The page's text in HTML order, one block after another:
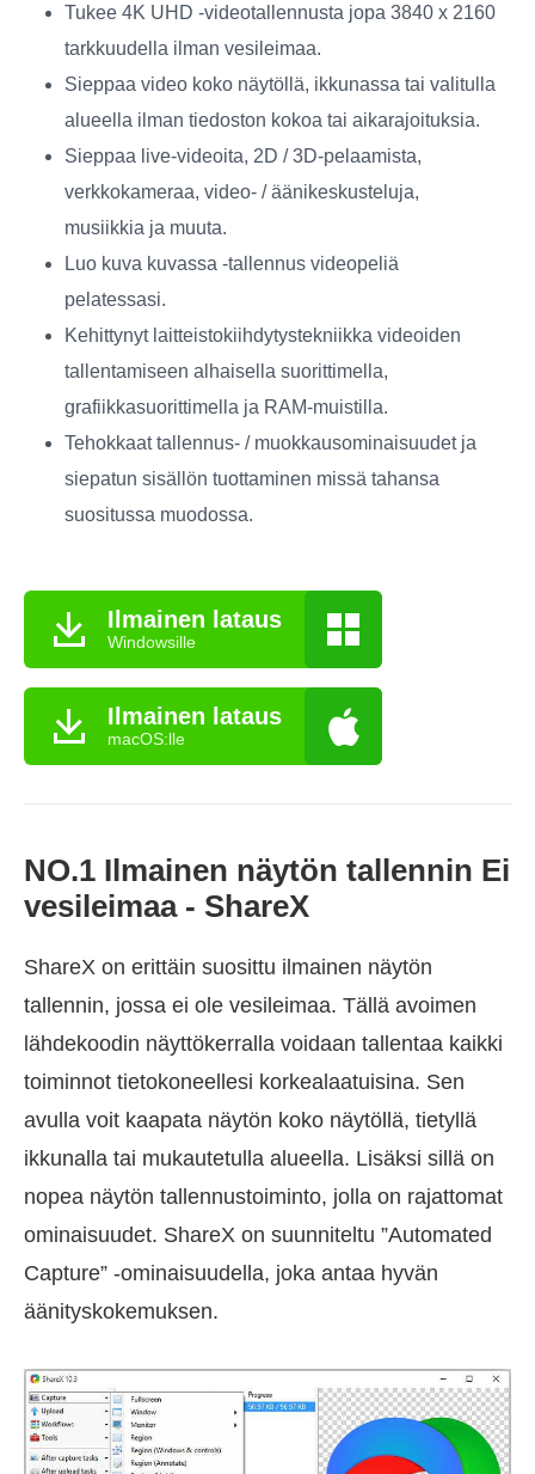
Tukee 4K UHD -videotallennusta jopa 3840 x 2160
tarkkuudella ilman vesileimaa.
Sieppaa video koko näytöllä, ikkunassa tai valitulla
alueella ilman tiedoston kokoa tai aikarajoituksia.
Sieppaa live-videoita, 2D / 3D-pelaamista,
verkkokameraa, video- / äänikeskusteluja,
musiikkia ja muuta.
Luo kuva kuvassa -tallennus videopeliä
pelatessasi.
Kehittynyt laitteistokiihdytystekniikka videoiden
tallentamiseen alhaisella suorittimella,
grafiikkasuorittimella ja RAM-muistilla.
Tehokkaat tallennus- / muokkausominaisuudet ja
siepatun sisällön tuottaminen missä tahansa
suositussa muodossa.
Ilmainen lataus
Windowsille
Ilmainen lataus
macOS:lle
NO.1 Ilmainen näytön tallennin Ei
vesileimaa - ShareX
ShareX on erittäin suosittu ilmainen näytön
tallennin, jossa ei ole vesileimaa. Tällä avoimen
lähdekoodin näyttökerralla voidaan tallentaa kaikki
toiminnot tietokoneellesi korkealaatuisina. Sen
avulla voit kaapata näytön koko näytöllä, tietyllä
ikkunalla tai mukautetulla alueella. Lisäksi sillä on
nopea näytön tallennustoiminto, jolla on rajattomat
ominaisuudet. ShareX on suunniteltu ”Automated
Capture” -ominaisuudella, joka antaa hyvän
äänityskokemuksen.